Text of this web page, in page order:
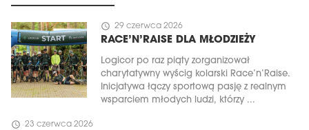
schedule 29 czerwca 2026
RACE’N’RAISE DLA MŁODZIEŻY
Logicor po raz piąty zorganizował
charytatywny wyścig kolarski Race’n’Raise.
Inicjatywa łączy sportową pasję z realnym
wsparciem młodych ludzi, którzy ...
schedule 23 czerwca 2026